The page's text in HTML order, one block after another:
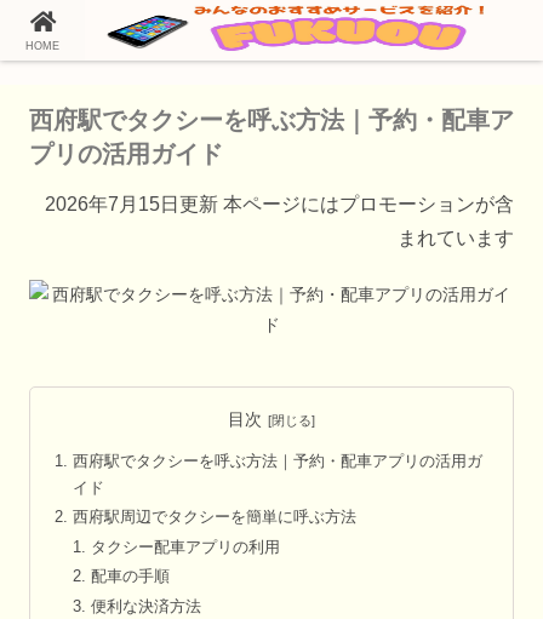
ホーム タクシー配車アプリ
西府駅でタクシーを呼ぶ方法｜予約・配車ア
プリの活用ガイド
2026年7月15日更新 本ページにはプロモーションが含
まれています
目次
西府駅でタクシーを呼ぶ方法｜予約・配車アプリの活用ガ
イド
西府駅周辺でタクシーを簡単に呼ぶ方法
タクシー配車アプリの利用
配車の手順
便利な決済方法
HOME